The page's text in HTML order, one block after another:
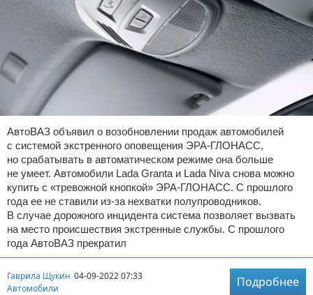
АвтоВАЗ объявил о возобновлении продаж автомобилей
с системой экстренного оповещения ЭРА-ГЛОНАСС,
но срабатывать в автоматическом режиме она больше
не умеет. Автомобили Lada Granta и Lada Niva снова можно
купить с «тревожной кнопкой» ЭРА-ГЛОНАСС. С прошлого
года ее не ставили из-за нехватки полупроводников.
В случае дорожного инцидента система позволяет вызвать
на место происшествия экстренные службы. С прошлого
года АвтоВАЗ прекратил
Гаврила Щукин 04-09-2022 07:33
Автомобили
Подробнее